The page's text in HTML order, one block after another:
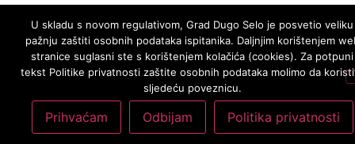
U skladu s novom regulativom, Grad Dugo Selo je posvetio veliku
pažnju zaštiti osobnih podataka ispitanika. Daljnjim korištenjem
stranice suglasni ste s korištenjem kolačića (cookies). Za potpuni
tekst Politike privatnosti zaštite osobnih podataka molimo da
sljedeću poveznicu.
Prihvaćam Odbijam Politika privatnosti